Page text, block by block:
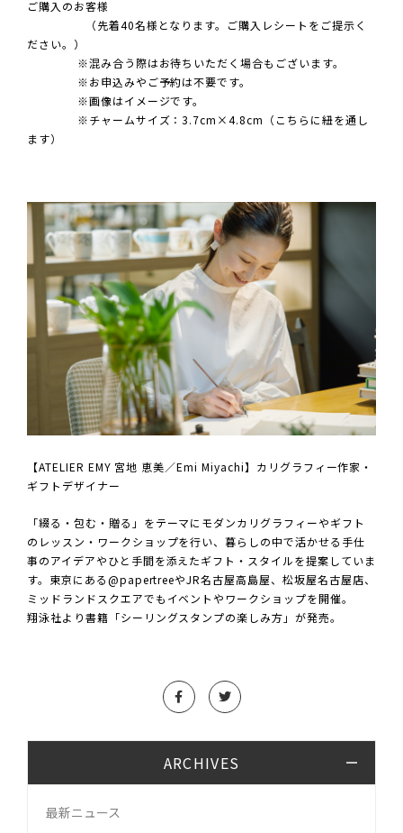
ご購入のお客様
（先着40名様となります。ご購入レシートをご提示く
ださい。）
※混み合う際はお待ちいただく場合もございます。
※お申込みやご予約は不要です。
※画像はイメージです。
※チャームサイズ：3.7cm×4.8cm（こちらに紐を通し
ます）
【ATELIER EMY 宮地 恵美／Emi Miyachi】カリグラフィー作家・
ギフトデザイナー
「綴る・包む・贈る」をテーマにモダンカリグラフィーやギフト
のレッスン・ワークショップを行い、暮らしの中で活かせる手仕
事のアイデアやひと手間を添えたギフト・スタイルを提案していま
す。東京にある@papertreeやJR名古屋高島屋、松坂屋名古屋店、
ミッドランドスクエアでもイベントやワークショップを開催。
翔泳社より書籍「シーリングスタンプの楽しみ方」が発売。
ARCHIVES
最新ニュース